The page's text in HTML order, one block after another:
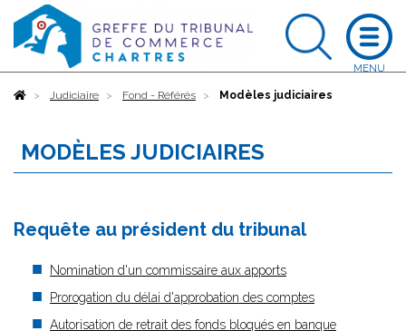
AccueilJudiciaire Fond - Référés Modèles judiciaires
MODÈLES JUDICIAIRES
Requête au président du tribunal
Nomination d'un commissaire aux apports
Prorogation du délai d'approbation des comptes
Autorisation de retrait des fonds bloqués en banque